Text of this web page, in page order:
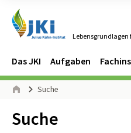
Lebensgrundlagen
Navigation
Hauptmenü
Das JKI Aufgaben
Seitenpfad
Suche
Inhalt:
Suche